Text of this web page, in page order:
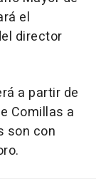
el
director
a partir de
Comillas a
son con